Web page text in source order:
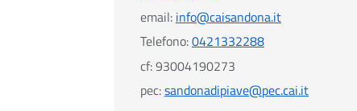
email: info@caisandona.it
Telefono:0421332288
cf:93004190273
pec:sandonadipiave@pec.cai.it